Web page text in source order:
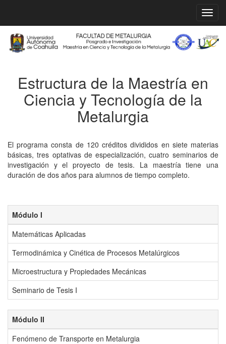
Estructura de la Maestría en
Ciencia y Tecnología de la
Metalurgia
El programa consta de 120 créditos divididos en siete materias
básicas, tres optativas de especialización, cuatro seminarios de
investigación y el proyecto de tesis. La maestría tiene una
duración de dos años para alumnos de tiempo completo.
Módulo I
Matemáticas Aplicadas
Termodinámica y Cinética de Procesos Metalúrgicos
Microestructura y Propiedades Mecánicas
Seminario de Tesis I
Módulo II
Fenómeno de Transporte en Metalurgia